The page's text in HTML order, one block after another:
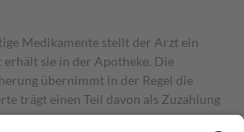
Medikamente stellt der Arzt ein
erhält sie in der Apotheke. Die
übernimmt in der Regel die
trägt einen Teil davon als Zuzahlung